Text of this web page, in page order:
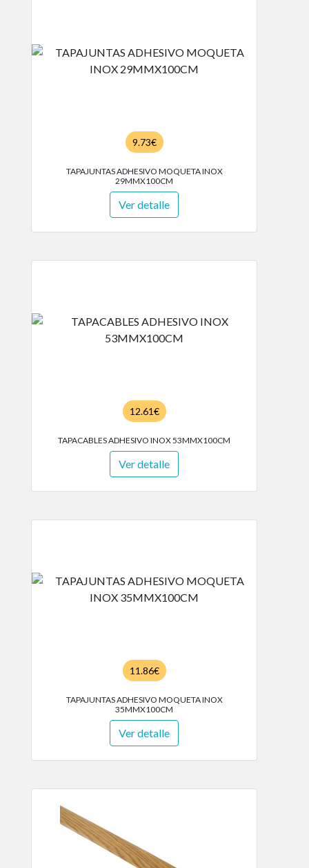
9.73€
TAPAJUNTAS ADHESIVO MOQUETA INOX
29MMX100CM
Ver detalle
12.61€
TAPACABLES ADHESIVO INOX 53MMX100CM
Ver detalle
11.86€
TAPAJUNTAS ADHESIVO MOQUETA INOX
35MMX100CM
Ver detalle